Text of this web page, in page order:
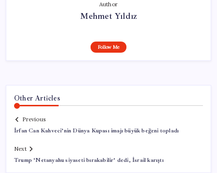
Author
Mehmet Yıldız
Follow Me
Other Articles
Previous
İrfan Can Kahveci’nin Dünya Kupası imajı büyük beğeni topladı
Next
Trump ‘Netanyahu siyaseti bırakabilir’ dedi, İsrail karıştı